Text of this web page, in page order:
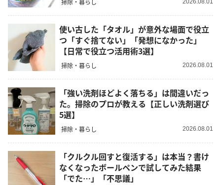
使い古した「タオル」が意外な場面で役立
つ「すぐ捨てない」「発想になかった」
【日常で役立つ活用術3選】
掃除・暮らし 2026.08.01
「強い洗剤ほどよく落ちる」は間違いだっ
た。掃除のプロが教える【正しい洗剤選び
5選】
掃除・暮らし 2026.08.01
「クルクル回すと復活する」は本当？書け
なくなったボールペンで試してみた結果
「でた…」「不思議」